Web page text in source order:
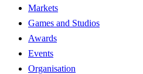
Markets
Games and Studios
Awards
Events
Organisation